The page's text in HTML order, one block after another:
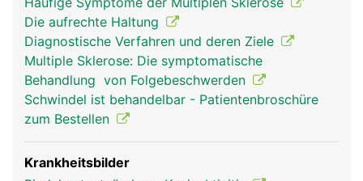
Blende beim Fotoapparat, kann sich weiter öffnen
oder schliessen (Pupille) und so die Intensität des
einfallenden Lichts regulieren. Die Sehrezeptoren
auf der Netzhaut (Retina) an der Rückfläche des
Auges wandeln das Licht in elektrische
Nervensignale um, die über den Sehnerven zum
Sehzentrum im Hirn geleitet werden und dort das
Bild erzeugen, das wir sehen. Dadurch dass der
Mensch zwei Augen besitzt, die von mehreren
Die aufrechte Haltung
Diagnostische Verfahren und deren Ziele
Multiple Sklerose: Die symptomatische
Behandlung von Folgebeschwerden
Schwindel ist behandelbar - Patientenbroschüre
zum Bestellen
Krankheitsbilder